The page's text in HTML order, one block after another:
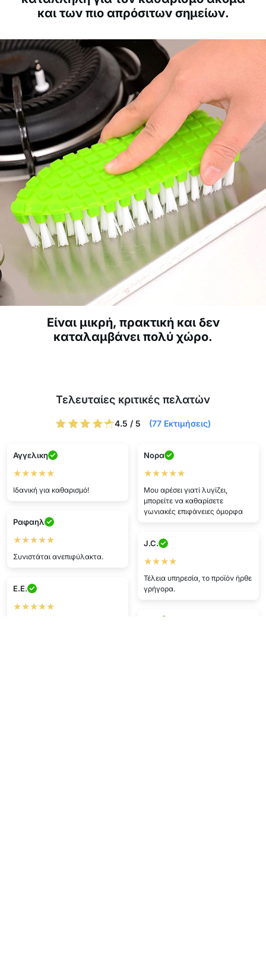
και των πιο απρόσιτων σημείων.
Είναι μικρή, πρακτική και δεν
καταλαμβάνει πολύ χώρο.
Τελευταίες κριτικές πελατών
4.5 / 5 (77 Εκτιμήσεις)
Αγγελικη
★★★★★
Ιδανική για καθαρισμό!
Νορα
★★★★★
Μου αρέσει γιατί λυγίζει,
μπορείτε να καθαρίσετε
γωνιακές επιφάνειες όμορφα
Ραφαηλ
★★★★★
Συνιστάται ανεπιφύλακτα.
J.C.
★★★★
Τέλεια υπηρεσία, το προϊόν ήρθε
γρήγορα.
E.E.
★★★★★